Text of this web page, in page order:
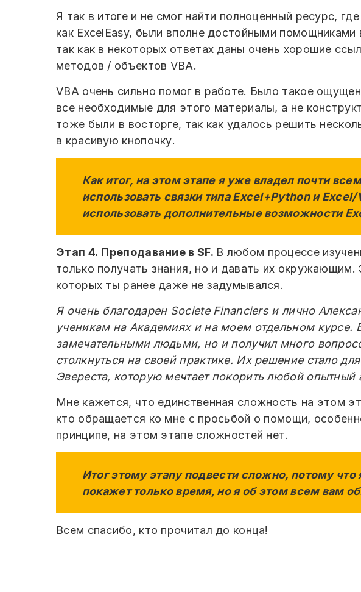
Я так в итоге и не смог найти полноценный ресурс,
как ExcelEasy, были вполне достойными
так как в некоторых ответах даны очень хорошие
методов / объектов VBA.
VBA очень сильно помог в работе. Было такое
все необходимые для этого материалы, а не
тоже были в восторге, так как удалось решить
в красивую кнопочку.
Как итог, на этом этапе я уже владел почти
использовать связки типа Excel+Python и
использовать дополнительные возможности
Этап 4. Преподавание в SF. В любом процессе
только получать знания, но и давать их
которых ты ранее даже не задумывался.
Я очень благодарен Societe Financiers и лично
ученикам на Академиях и на моем отдельном курсе.
замечательными людьми, но и получил много
столкнуться на своей практике. Их решение стало
Эвереста, которую мечтает покорить любой опытный
Мне кажется, что единственная сложность на этом
кто обращается ко мне с просьбой о помощи,
принципе, на этом этапе сложностей нет.
Итог этому этапу подвести сложно, потому
покажет только время, но я об этом всем вам
Всем спасибо, кто прочитал до конца!